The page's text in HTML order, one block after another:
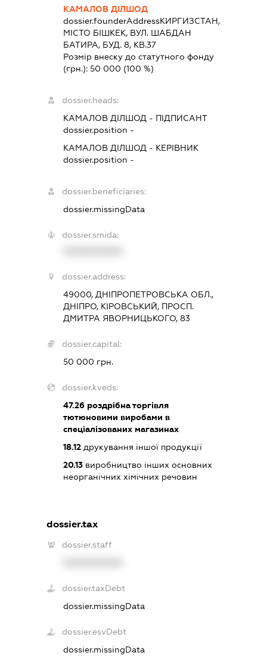
КАМАЛОВ ДІЛШОД
dossier.founderAddressКИРГИЗСТАН,
МІСТО БІШКЕК, ВУЛ. ШАБДАН
БАТИРА, БУД. 8, КВ.37
Розмір внеску до статутного фонду
(грн.):50 000 (100 %)
dossier.heads:
КАМАЛОВ ДІЛШОД - ПІДПИСАНТ
dossier.position -
КАМАЛОВ ДІЛШОД - КЕРІВНИК
dossier.position -
dossier.beneficiaries:
dossier.missingData
dossier.smida:
dossier.address:
49000, ДНІПРОПЕТРОВСЬКА ОБЛ.,
ДНІПРО, КІРОВСЬКИЙ, ПРОСП.
ДМИТРА ЯВОРНИЦЬКОГО, 83
dossier.capital:
50 000 грн.
dossier.kveds:
47.26 роздрібна торгівля
тютюновими виробами в
спеціалізованих магазинах
18.12 друкування іншої продукції
20.13 виробництво інших основних
неорганічних хімічних речовин
dossier.tax
dossier.staff
dossier.taxDebt
dossier.missingData
dossier.esvDebt
dossier.missingData